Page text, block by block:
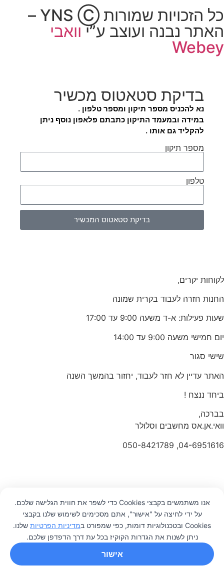
כל הזכויות שמורות YNS Ⓒ –
האתר נבנה ועוצב ע”יוואבי
Webey
0
בדיקת סטאטוס מכשיר
נא להכניס מספר תיקון ומספר טלפון .
במידה ובמעמד התיקון כתבתם פלאפון נוסף ניתן
להקליד גם אותו .
מספר תיקון
טלפון
בדיקת סטאטוס המכשיר
לקוחות יקרים,
החנות חזרה לעבוד בקרית שמונה
שעות פעילות: א-ד משעה 9:00 עד 17:00
יום חמישי משעה 9:00 עד 14:00
שישי סגור
האתר עדיין לא חזר לעבוד, יחזור בהמשך השנה
ביחד ננצח !
בברכה,
וואי.אן.אס מחשבים וסלולר
04-6951616, 050-8421789
אנו משתמשים בקבצי Cookies כדי לשפר את חווית הגלישה שלכם.
על ידי לחיצה על "אישור", אתם מסכימים לשימוש שלנו בקבצי
Cookies ובטכנולוגיות דומות, כפי שמפורט ב
מדיניות הפרטיות שלנו.
ניתן לשנות את הגדרות הקוקיז בכל עת דרך הדפדפן שלכם.
אישור